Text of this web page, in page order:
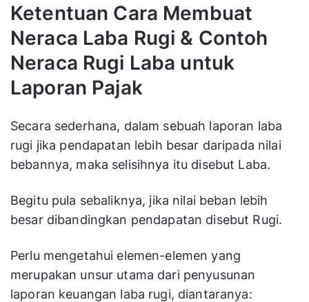
Ketentuan Cara Membuat
Neraca Laba Rugi & Contoh
Neraca Rugi Laba untuk
Laporan Pajak
Secara sederhana, dalam sebuah laporan laba
rugi jika pendapatan lebih besar daripada nilai
bebannya, maka selisihnya itu disebut Laba.
Begitu pula sebaliknya, jika nilai beban lebih
besar dibandingkan pendapatan disebut Rugi.
Perlu mengetahui elemen-elemen yang
merupakan unsur utama dari penyusunan
laporan keuangan laba rugi, diantaranya: